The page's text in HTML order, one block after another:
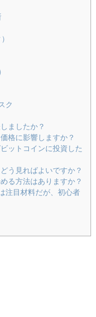
ク
ましたか？
格に影響しますか？
ットコインに投資した
う見ればよいですか？
る方法はありますか？
注目材料だが、初心者